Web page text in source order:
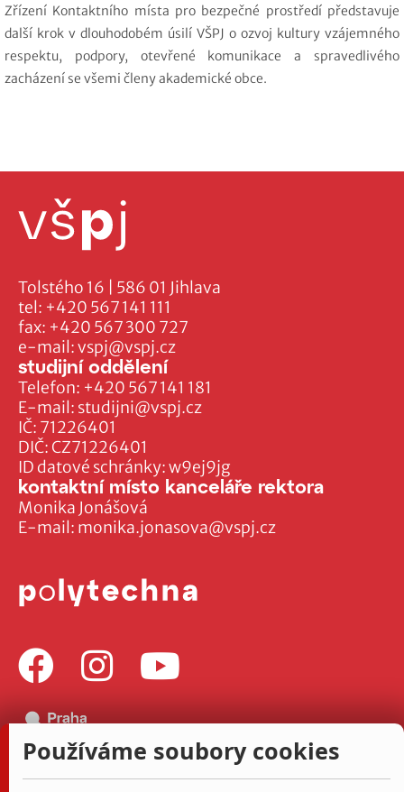
Zřízení Kontaktního místa pro bezpečné prostředí představuje
další krok v dlouhodobém úsilí VŠPJ o ozvoj kultury vzájemného
respektu, podpory, otevřené komunikace a spravedlivého
zacházení se všemi členy akademické obce.
Tolstého 16 | 586 01 Jihlava
tel: +420 567 141 111
fax: +420 567 300 727
e-mail:vspj@vspj.cz
IČ: 71226401
DIČ: CZ71226401
ID datové schránky: w9ej9jg
studijní oddělení
Telefon: +420 567 141 181
E-mail: studijni@vspj.cz
kontaktní místo kanceláře rektora
Monika Jonášová
E-mail: monika.jonasova@vspj.cz
Používáme soubory cookies